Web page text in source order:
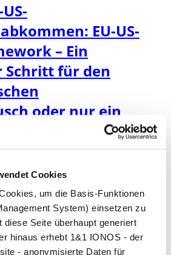
Cookies
um die Basis-Funktionen
System) einsetzen zu
diese Seite überhaupt generiert
hinaus erhebt 1&1 IONOS - der
- anonymisierte Daten für
EU-US-
– Ein
Schritt für den
oder nur ein
von Donald Trump
auf die
/ DSGVO in Deutschland und
Gefahren für den Fortbestand
mit USA! In diesem Zuge